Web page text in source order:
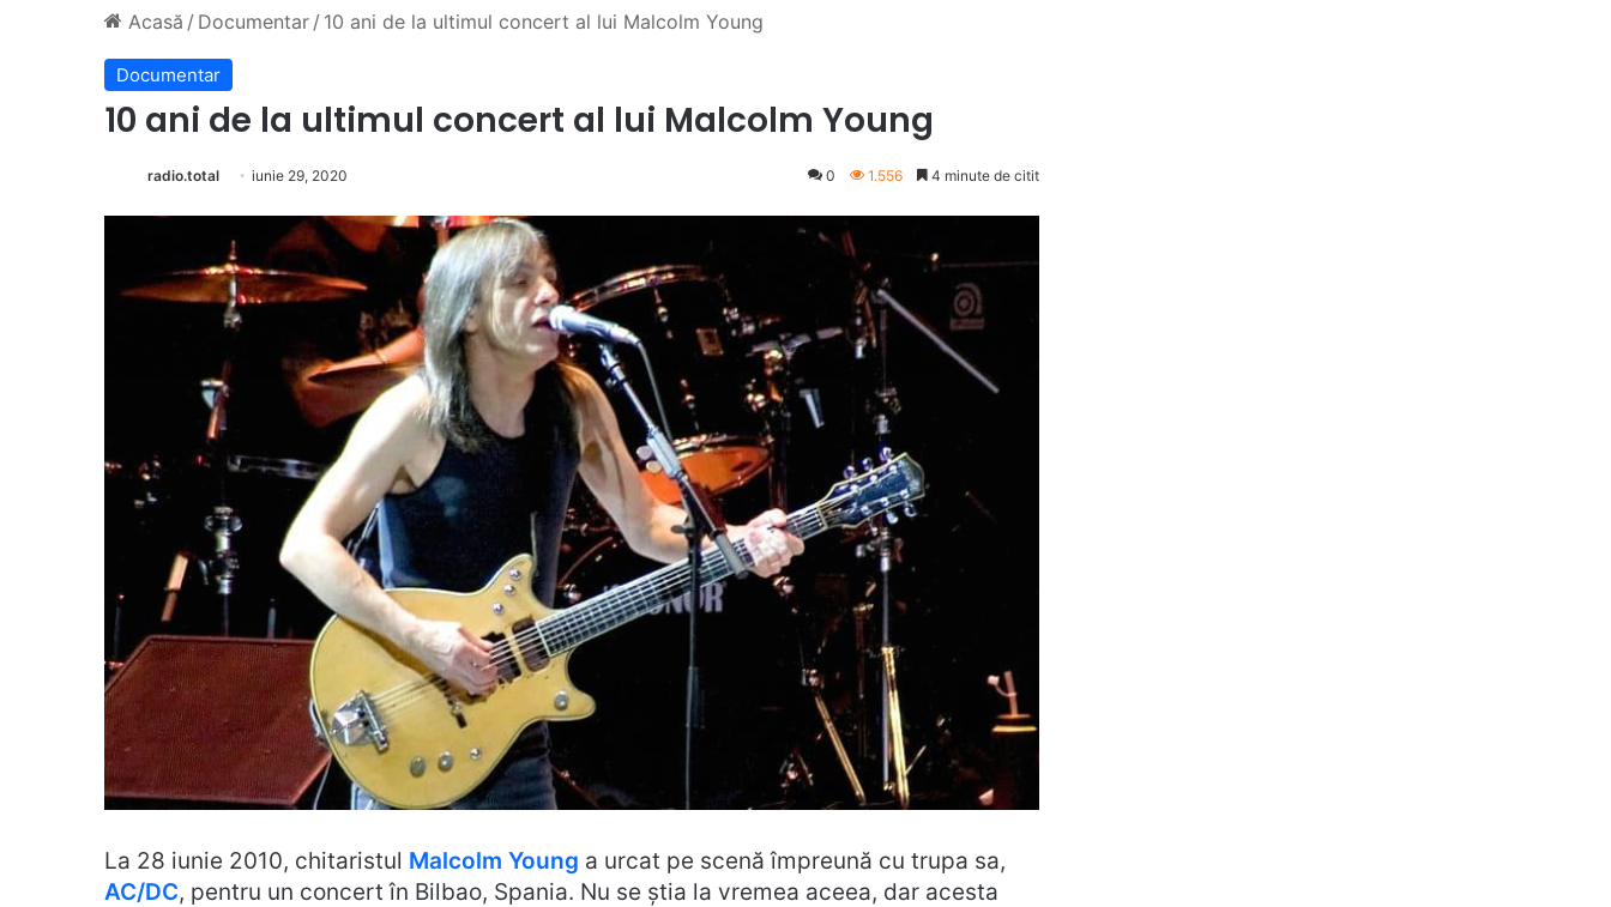
Acasă / Documentar / 10 ani de la ultimul concert al lui Malcolm Young
Documentar
10 ani de la ultimul concert al lui Malcolm Young
radio.total iunie 29, 2020 0 1.556 4 minute de citit
La 28 iunie 2010, chitaristul Malcolm Young a urcat pe scenă împreună cu trupa sa,
AC/DC, pentru un concert în Bilbao, Spania. Nu se știa la vremea aceea, dar acesta